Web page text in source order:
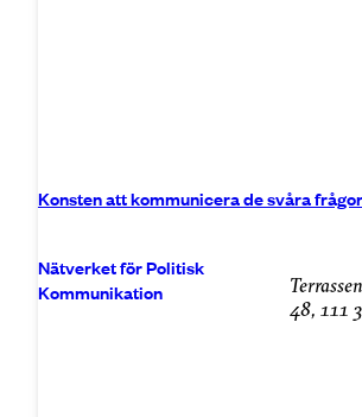
Konsten att kommunicera de svåra
Nätverket för Politisk
Kommunikation
48, 111